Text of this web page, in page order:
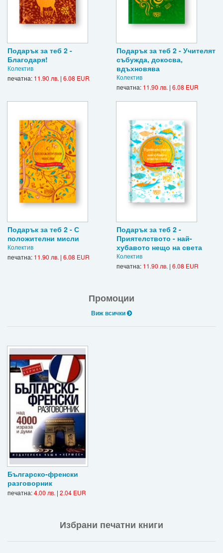
Регистрация
Подарък за теб 2 -
Благодаря!
Колектив
печатна: 11.90 лв. | 6.08 EUR
Подарък за теб 2 - Учителят
събужда, докосва,
вдъхновява
Колектив
печатна: 11.90 лв. | 6.08 EUR
Подарък за теб 2 - С
положителни мисли
Колектив
печатна: 11.90 лв. | 6.08 EUR
Подарък за теб 2 -
Приятелството - най-
хубавото нещо на света
Колектив
печатна: 11.90 лв. | 6.08 EUR
Промоции
Виж всички
Българско-френски
разговорник
печатна:4.00 лв. | 2.04 EUR
Избрани печатни книги